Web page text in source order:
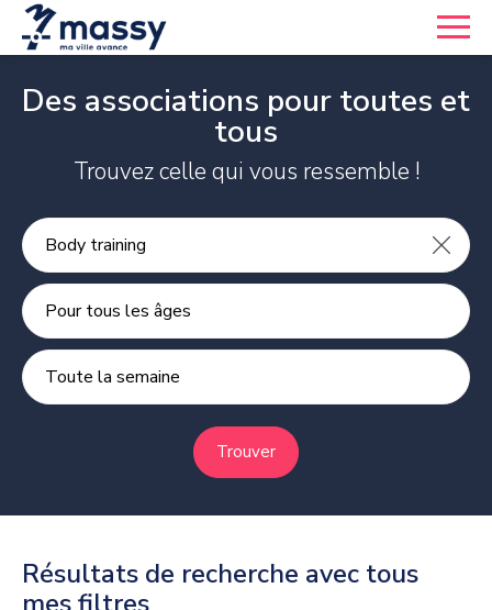
Des associations pour toutes et
tous
Trouvez celle qui vous ressemble !
Pour tous les âges
Toute la semaine
Trouver
Résultats de recherche avec tous